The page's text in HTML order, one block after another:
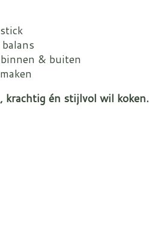
& buiten
krachtig én stijlvol wil koken.